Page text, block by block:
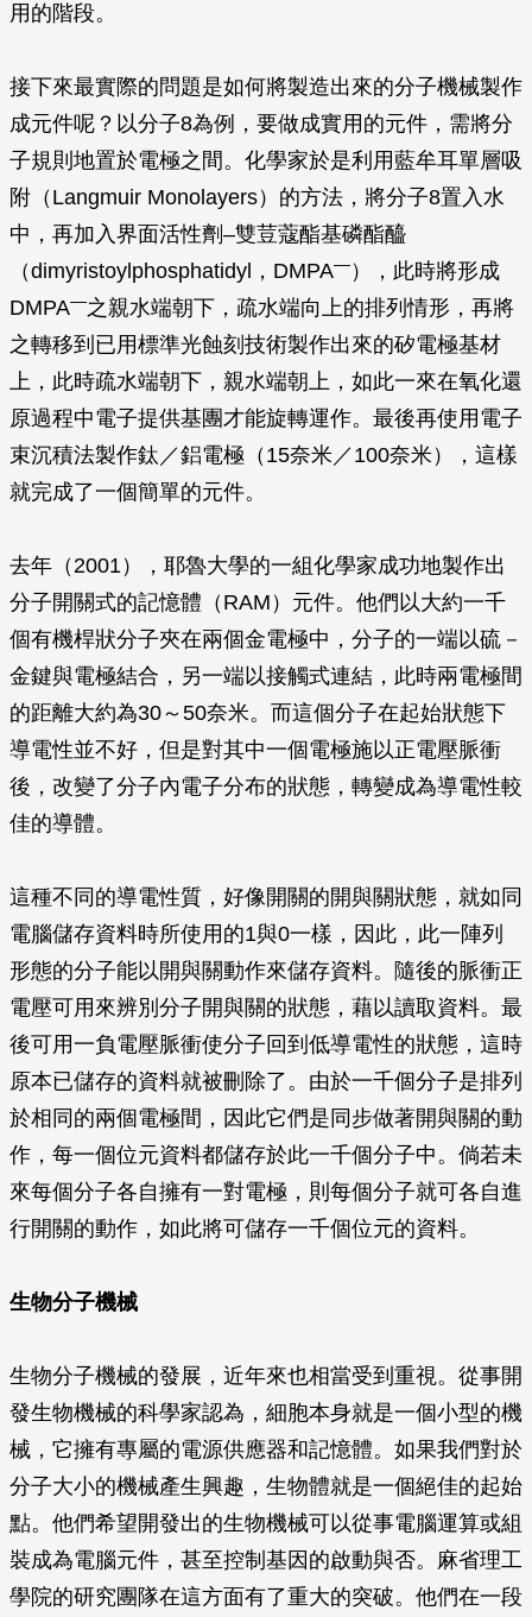
用的階段。
接下來最實際的問題是如何將製造出來的分子機械製作
成元件呢？以分子8為例，要做成實用的元件，需將分
子規則地置於電極之間。化學家於是利用藍牟耳單層吸
附（Langmuir Monolayers）的方法，將分子8置入水
中，再加入界面活性劑–雙荳蔻酯基磷酯醯
（dimyristoylphosphatidyl，DMPA— ），此時將形成
DMPA—之親水端朝下，疏水端向上的排列情形，再將
之轉移到已用標準光蝕刻技術製作出來的矽電極基材
上，此時疏水端朝下，親水端朝上，如此一來在氧化還
原過程中電子提供基團才能旋轉運作。最後再使用電子
束沉積法製作鈦／鋁電極（15奈米／100奈米），這樣
就完成了一個簡單的元件。
去年（2001），耶魯大學的一組化學家成功地製作出
分子開關式的記憶體（RAM）元件。他們以大約一千
個有機桿狀分子夾在兩個金電極中，分子的一端以硫－
金鍵與電極結合，另一端以接觸式連結，此時兩電極間
的距離大約為30～50奈米。而這個分子在起始狀態下
導電性並不好，但是對其中一個電極施以正電壓脈衝
後，改變了分子內電子分布的狀態，轉變成為導電性較
佳的導體。
這種不同的導電性質，好像開關的開與關狀態，就如同
電腦儲存資料時所使用的1與0一樣，因此，此一陣列
形態的分子能以開與關動作來儲存資料。隨後的脈衝正
電壓可用來辨別分子開與關的狀態，藉以讀取資料。最
後可用一負電壓脈衝使分子回到低導電性的狀態，這時
原本已儲存的資料就被刪除了。由於一千個分子是排列
於相同的兩個電極間，因此它們是同步做著開與關的動
作，每一個位元資料都儲存於此一千個分子中。倘若未
來每個分子各自擁有一對電極，則每個分子就可各自進
行開關的動作，如此將可儲存一千個位元的資料。
生物分子機械
生物分子機械的發展，近年來也相當受到重視。從事開
發生物機械的科學家認為，細胞本身就是一個小型的機
械，它擁有專屬的電源供應器和記憶體。如果我們對於
分子大小的機械產生興趣，生物體就是一個絕佳的起始
點。他們希望開發出的生物機械可以從事電腦運算或組
裝成為電腦元件，甚至控制基因的啟動與否。麻省理工
學院的研究團隊在這方面有了重大的突破。他們在一段